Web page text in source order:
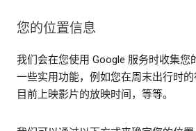
您的位置信息
我们会在您使用 Google 服务时收集您
一些实用功能，例如您在周末出行时
目前上映影片的放映时间，等等。